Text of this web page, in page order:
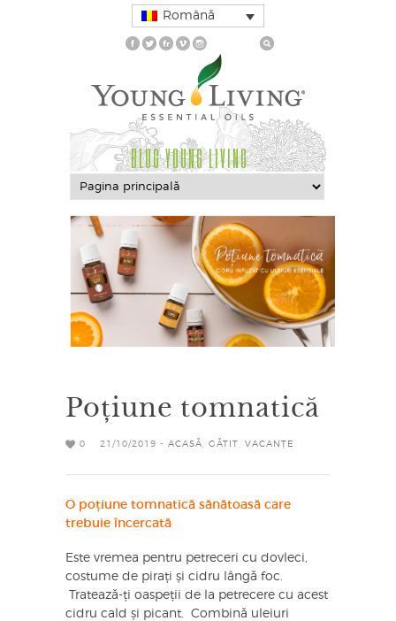
Română
BLOG YOUNG LIVING
Poțiune tomnatică
0 21/10/2019 - ACASĂ GĂTIT VACANȚE
O poțiune tomnatică sănătoasă care
trebuie încercată
Este vremea pentru petreceri cu dovleci,
costume de pirați și cidru lângă foc.
Tratează-ți oaspeții de la petrecere cu acest
cidru cald și picant. Combină uleiuri